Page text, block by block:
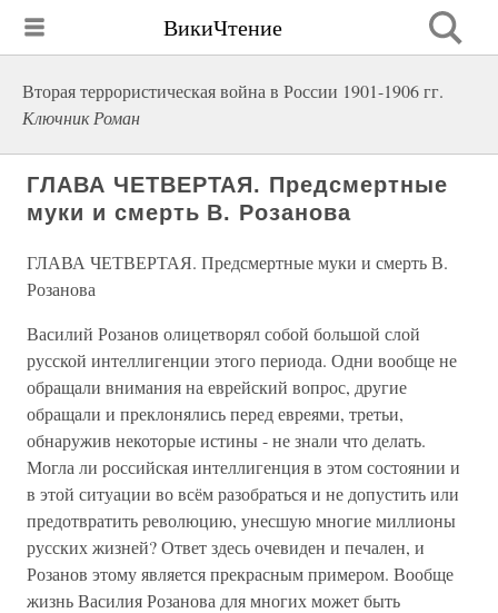
ВикиЧтение
Вторая террористическая война в России 1901-1906 гг.
Ключник Роман
ГЛАВА ЧЕТВЕРТАЯ. Предсмертные
муки и смерть В. Розанова
ГЛАВА ЧЕТВЕРТАЯ. Предсмертные муки и смерть В.
Розанова
Василий Розанов олицетворял собой большой слой
русской интеллигенции этого периода. Одни вообще не
обращали внимания на еврейский вопрос, другие
обращали и преклонялись перед евреями, третьи,
обнаружив некоторые истины - не знали что делать.
Могла ли российская интеллигенция в этом состоянии и
в этой ситуации во всём разобраться и не допустить или
предотвратить революцию, унесшую многие миллионы
русских жизней? Ответ здесь очевиден и печален, и
Розанов этому является прекрасным примером. Вообще
жизнь Василия Розанова для многих может быть